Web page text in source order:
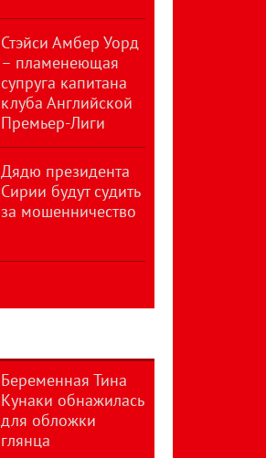
Стэйси Амбер Уорд
– пламенеющая
супруга капитана
клуба Английской
Премьер-Лиги
Дядю президента
Сирии будут судить
за мошенничество
Беременная Тина
Кунаки обнажилась
для обложки
глянца